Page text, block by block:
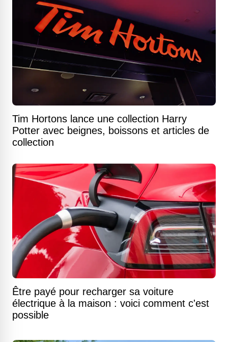
Tim Hortons lance une collection Harry
Potter avec beignes, boissons et articles de
collection
Être payé pour recharger sa voiture
électrique à la maison : voici comment c'est
possible